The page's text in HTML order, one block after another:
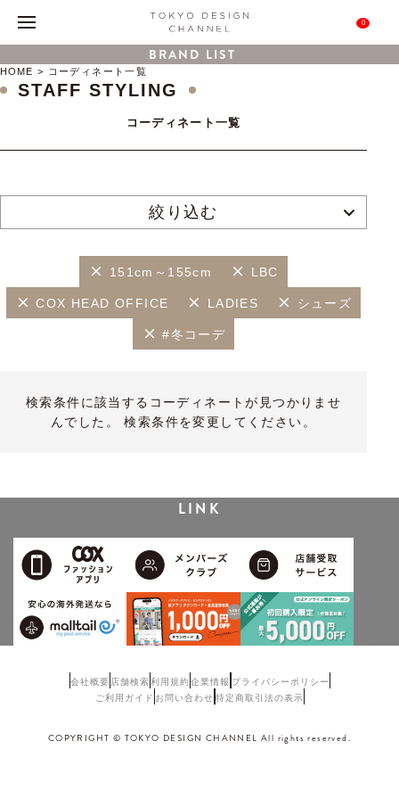
0
BRAND LIST
HOME コーディネート一覧
STAFF STYLING
コーディネート一覧
絞り込む
151cm～155cm LBC
COX HEAD OFFICE LADIES シューズ
#冬コーデ
検索条件に該当するコーディネートが見つかりませ
んでした。 検索条件を変更してください。
LINK
会社概要 店舗検索利用規約企業情報 プライバシーポリシー
ご利用ガイド お問い合わせ 特定商取引法の表示
COPYRIGHT © TOKYO DESIGN CHANNEL All rights reserved.